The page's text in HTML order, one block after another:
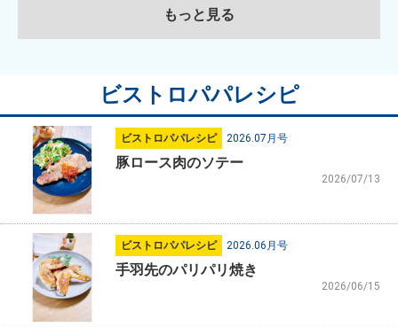
もっと見る
ビストロパパレシピ
ビストロパパレシピ 2026.07月号
2026/07/13
豚ロース肉のソテー
ビストロパパレシピ 2026.06月号
2026/06/15
手羽先のパリパリ焼き